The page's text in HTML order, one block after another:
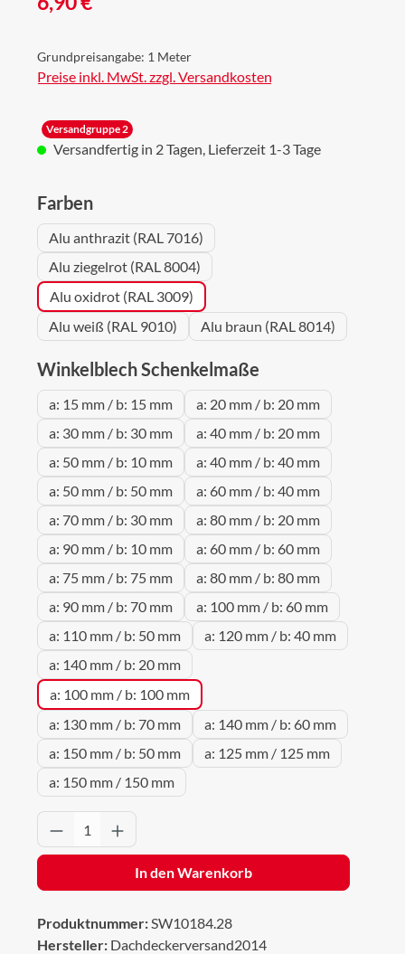
Grundpreisangabe: 1 Meter
Preise inkl. MwSt. zzgl. Versandkosten
Versandgruppe 2
Versandfertig in 2 Tagen, Lieferzeit 1-3 Tage
Farbenauswählen
Alu anthrazit (RAL 7016)
Alu ziegelrot (RAL 8004)
Alu oxidrot (RAL 3009)
Alu weiß (RAL 9010)
Alu braun (RAL 8014)
Winkelblech Schenkelmaße
a: 15 mm / b: 15 mm
a: 20 mm / b: 20 mm
a: 30 mm / b: 30 mm
a: 40 mm / b: 20 mm
a: 50 mm / b: 10 mm
a: 40 mm / b: 40 mm
a: 50 mm / b: 50 mm
a: 60 mm / b: 40 mm
a: 70 mm / b: 30 mm
a: 80 mm / b: 20 mm
a: 90 mm / b: 10 mm
a: 60 mm / b: 60 mm
a: 75 mm / b: 75 mm
a: 80 mm / b: 80 mm
a: 90 mm / b: 70 mm
a: 100 mm / b: 60 mm
a: 110 mm / b: 50 mm
a: 120 mm / b: 40 mm
a: 140 mm / b: 20 mm
a: 100 mm / b: 100 mm
a: 130 mm / b: 70 mm
a: 140 mm / b: 60 mm
a: 150 mm / b: 50 mm
a: 125 mm / 125 mm
a: 150 mm / 150 mm
Produkt Anzahl: Gib den gewünschten
In den Warenkorb
Produktnummer:SW10184.28
Hersteller: Dachdeckerversand2014